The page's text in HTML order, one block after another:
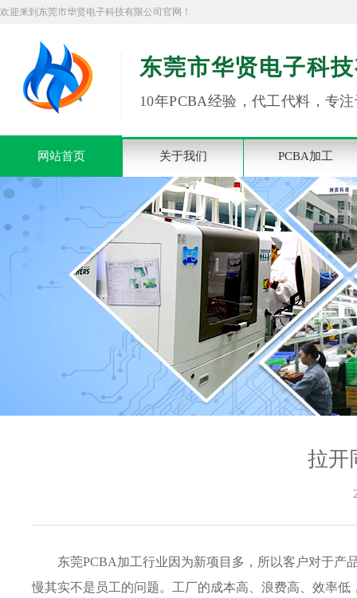
欢迎来到东莞市华贤电子科技有限公司官网！
东莞市华贤电子科
10年PCBA经验，代工代料，专
网站首页 关于我们 PCBA加工
拉开
东莞PCBA加工行业因为新项目多，所以客户对于产
慢其实不是员工的问题。工厂的成本高、浪费高、效率